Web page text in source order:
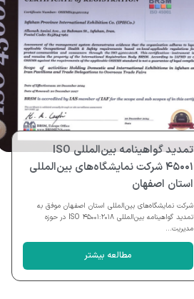
تمدید گواهینامه بین‌المللی ISO
۴۵۰۰۱ شرکت نمایشگاه‌های بین‌المللی
استان اصفهان
شرکت نمایشگاه‌های بین‌المللی استان اصفهان موفق به
تمدید گواهینامه بین‌المللی ISO ۴۵۰۰۱:۲۰۱۸ در حوزه
مدیریت...
مطالعه بیشتر